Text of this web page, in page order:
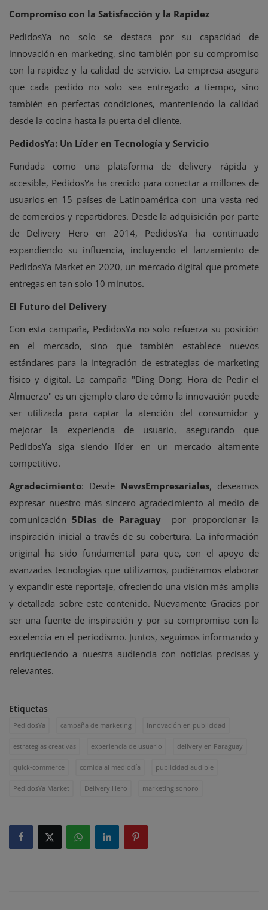
Compromiso con la Satisfacción y la Rapidez
PedidosYa no solo se destaca por su capacidad de
innovación en marketing, sino también por su compromiso
con la rapidez y la calidad de servicio. La empresa asegura
que cada pedido no solo sea entregado a tiempo, sino
también en perfectas condiciones, manteniendo la calidad
desde la cocina hasta la puerta del cliente.
PedidosYa: Un Líder en Tecnología y Servicio
Fundada como una plataforma de delivery rápida y
accesible, PedidosYa ha crecido para conectar a millones de
usuarios en 15 países de Latinoamérica con una vasta red
de comercios y repartidores. Desde la adquisición por parte
de Delivery Hero en 2014, PedidosYa ha continuado
expandiendo su influencia, incluyendo el lanzamiento de
PedidosYa Market en 2020, un mercado digital que promete
entregas en tan solo 10 minutos.
El Futuro del Delivery
Con esta campaña, PedidosYa no solo refuerza su posición
en el mercado, sino que también establece nuevos
estándares para la integración de estrategias de marketing
físico y digital. La campaña "Ding Dong: Hora de Pedir el
Almuerzo" es un ejemplo claro de cómo la innovación puede
ser utilizada para captar la atención del consumidor y
mejorar la experiencia de usuario, asegurando que
PedidosYa siga siendo líder en un mercado altamente
competitivo.
Agradecimiento: Desde NewsEmpresariales, deseamos
expresar nuestro más sincero agradecimiento al medio de
comunicación5Dias de Paraguaypor proporcionar la
inspiración inicial a través de su cobertura. La información
original ha sido fundamental para que, con el apoyo de
avanzadas tecnologías que utilizamos, pudiéramos elaborar
y expandir este reportaje, ofreciendo una visión más amplia
y detallada sobre este contenido. Nuevamente Gracias por
ser una fuente de inspiración y por su compromiso con la
excelencia en el periodismo. Juntos, seguimos informando y
enriqueciendo a nuestra audiencia con noticias precisas y
relevantes.
Etiquetas
PedidosYa campaña de marketing innovación en publicidad
estrategias creativas experiencia de usuario delivery en Paraguay
quick-commerce comida al mediodía publicidad audible
PedidosYa Market Delivery Hero marketing sonoro